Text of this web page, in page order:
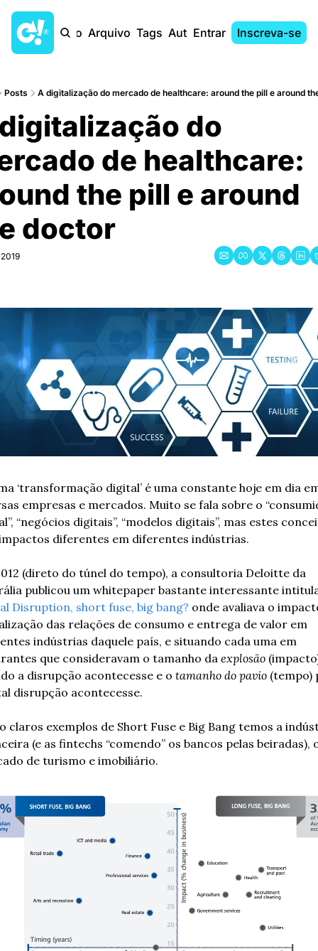
Início Arquivo Tags AutoresEntrar Inscreva-se
Posts A digitalização do mercado de healthcare: around the pill e around
do
de healthcare:
the pill e around
doctor
‘transformação digital’ é uma constante hoje em dia
empresas e mercados. Muito se fala sobre o
“negócios digitais”, “modelos digitais”, mas estes
diferentes em diferentes indústrias.
(direto do túnel do tempo), a consultoria Deloitte da
Disruption, short fuse, big bang? onde avaliava o
das relações de consumo e entrega de valor em
indústrias daquele país, e situando cada uma em
que consideravam o tamanho da explosão
a disrupção acontecesse e o tamanho do pavio (tempo)
disrupção acontecesse.
claros exemplos de Short Fuse e Big Bang temos a
(e as fintechs “comendo” os bancos pelas beiradas),
de turismo e imobiliário.